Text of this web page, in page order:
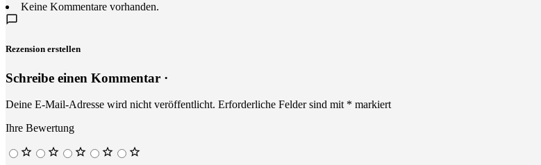
Keine Kommentare vorhanden.
Rezension erstellen
Schreibe einen Kommentar ·
Deine E-Mail-Adresse wird nicht veröffentlicht. Erforderliche Felder sind mit * markiert
Ihre Bewertung